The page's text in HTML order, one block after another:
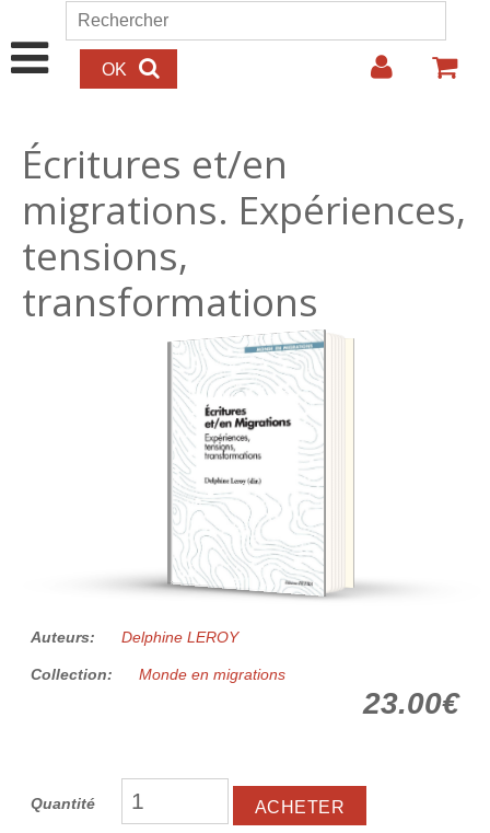
Aller au contenu principal
Formulaire de recherche
Rechercher
Écritures et/en
migrations. Expériences,
tensions,
transformations
23.00€
Auteurs: Delphine LEROY
Collection: Monde en migrations
23.00€
Quantité